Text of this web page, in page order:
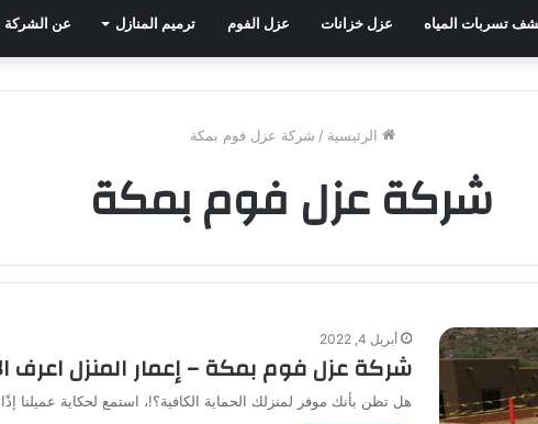
تسربات المياه عزل خزانات عزل الفوم ترميم المنازل عن الشركة
الرئيسية / شركة عزل فوم بمكة
شركة عزل فوم بمكة
أبريل 4, 2022
شركة عزل فوم بمكة – إعمار المنزل اعرف الأفضل |
هل تظن بأنك موفر لمنزلك الحماية الكافية؟!، استمع لحكاية